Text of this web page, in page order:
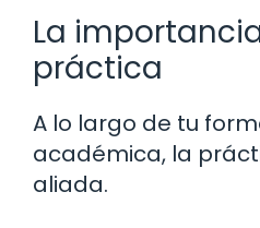
La
práctica
A lo largo de tu
académica, la
aliada.